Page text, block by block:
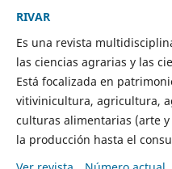
RIVAR
Es una revista
las ciencias agrarias y las
Está focalizada en
vitivinicultura, agricultura,
culturas alimentarias (arte
la producción hasta el